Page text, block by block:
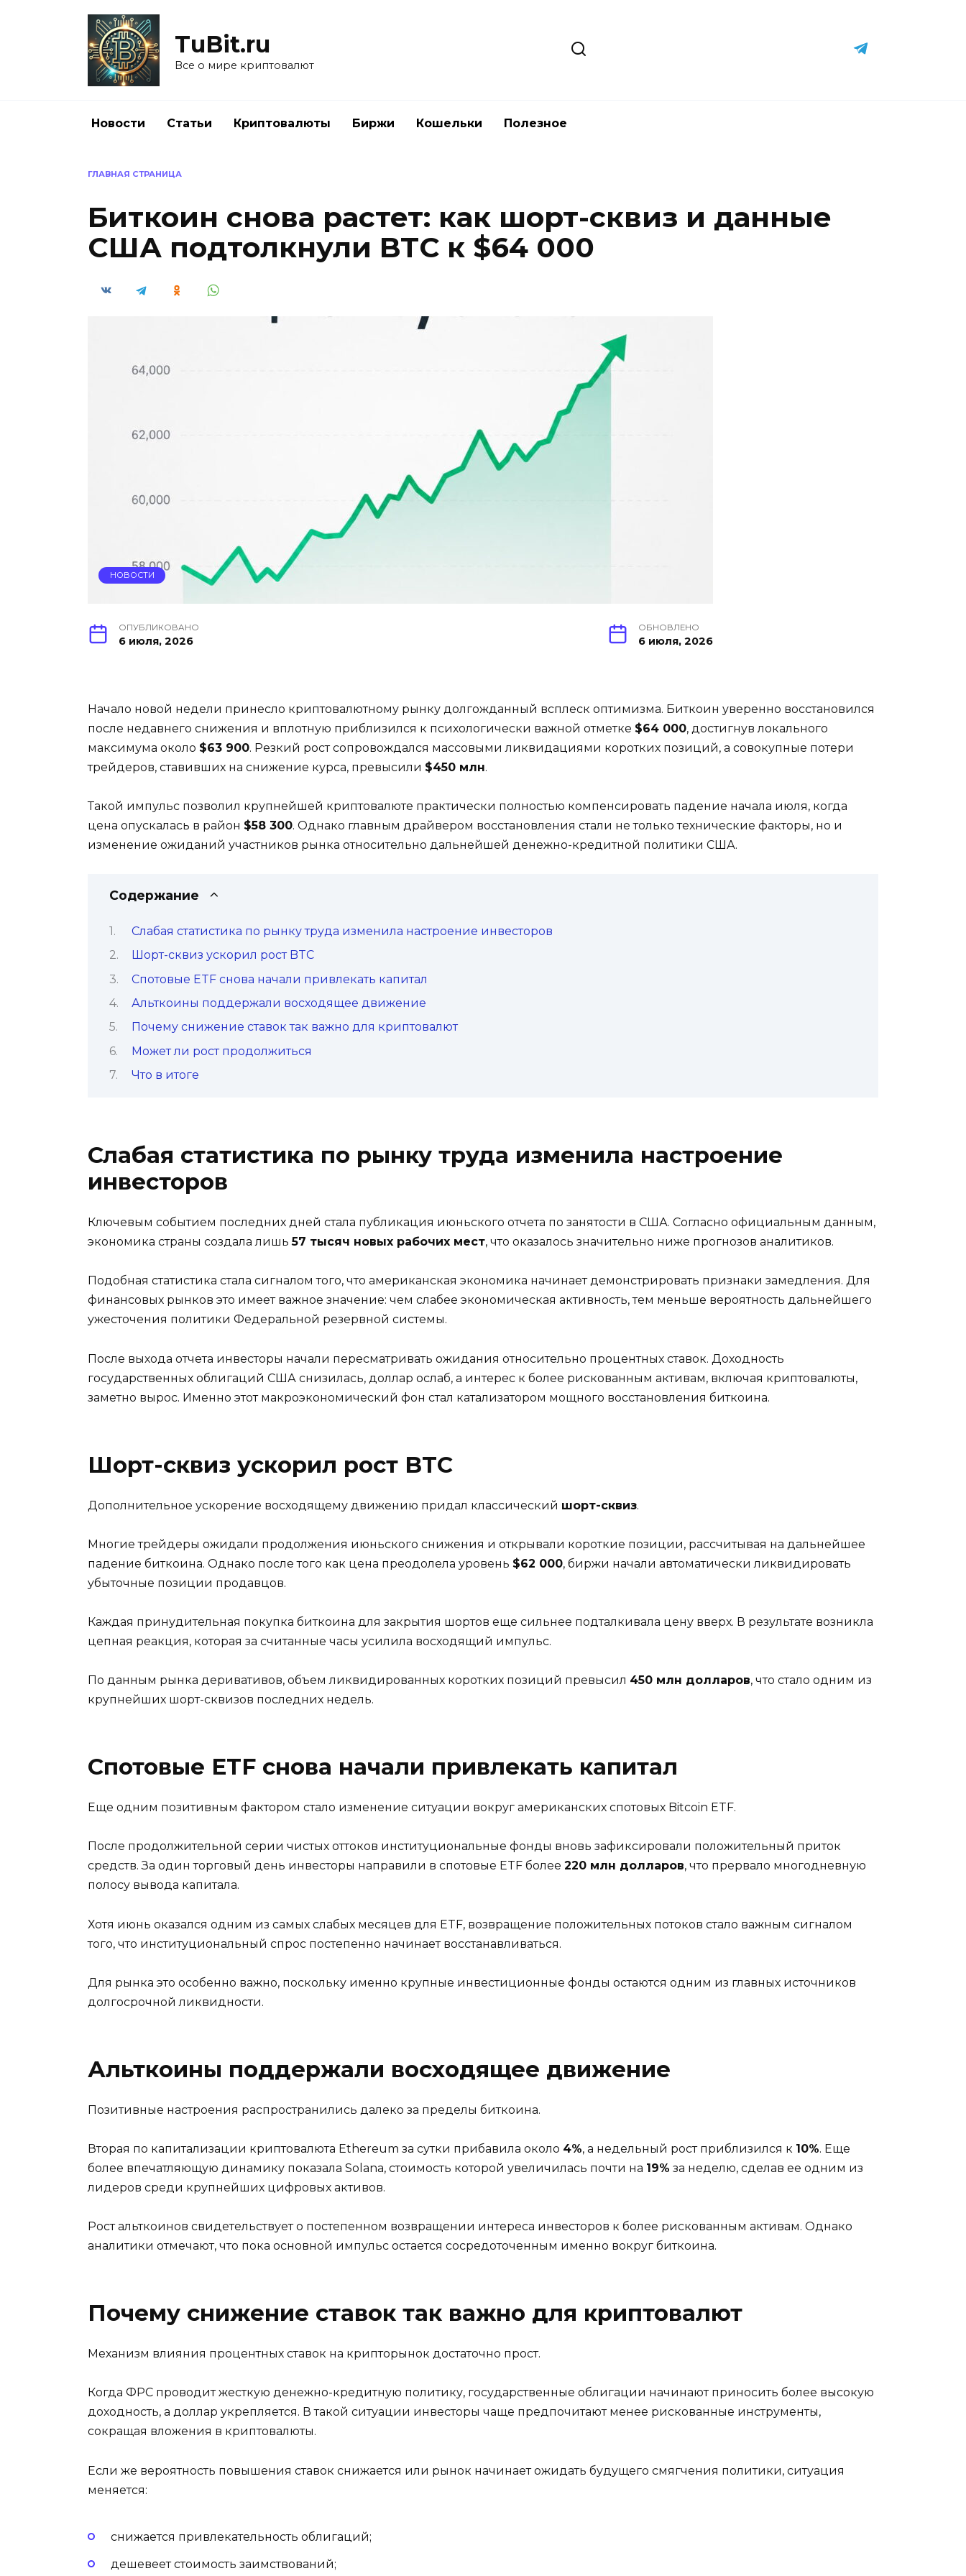
TuBit.ru
Все о мире криптовалют
Новости Статьи Криптовалюты Биржи Кошельки Полезное
ГЛАВНАЯ СТРАНИЦА
Биткоин снова растет: как шорт-сквиз и данные
США подтолкнули BTC к $64 000
НОВОСТИ
ОПУБЛИКОВАНО
6 июля, 2026
ОБНОВЛЕНО
6 июля, 2026
Начало новой недели принесло криптовалютному рынку долгожданный всплеск оптимизма. Биткоин уверенно восстановился
после недавнего снижения и вплотную приблизился к психологически важной отметке $64 000, достигнув локального
максимума около $63 900. Резкий рост сопровождался массовыми ликвидациями коротких позиций, а совокупные потери
трейдеров, ставивших на снижение курса, превысили $450 млн.
Такой импульс позволил крупнейшей криптовалюте практически полностью компенсировать падение начала июля, когда
цена опускалась в район $58 300. Однако главным драйвером восстановления стали не только технические факторы, но и
изменение ожиданий участников рынка относительно дальнейшей денежно-кредитной политики США.
Содержание
Слабая статистика по рынку труда изменила настроение инвесторов
Шорт-сквиз ускорил рост BTC
Спотовые ETF снова начали привлекать капитал
Альткоины поддержали восходящее движение
Почему снижение ставок так важно для криптовалют
Может ли рост продолжиться
Что в итоге
Слабая статистика по рынку труда изменила настроение
инвесторов
Ключевым событием последних дней стала публикация июньского отчета по занятости в США. Согласно официальным данным,
экономика страны создала лишь57 тысяч новых рабочих мест, что оказалось значительно ниже прогнозов аналитиков.
Подобная статистика стала сигналом того, что американская экономика начинает демонстрировать признаки замедления. Для
финансовых рынков это имеет важное значение: чем слабее экономическая активность, тем меньше вероятность дальнейшего
ужесточения политики Федеральной резервной системы.
После выхода отчета инвесторы начали пересматривать ожидания относительно процентных ставок. Доходность
государственных облигаций США снизилась, доллар ослаб, а интерес к более рискованным активам, включая криптовалюты,
заметно вырос. Именно этот макроэкономический фон стал катализатором мощного восстановления биткоина.
Шорт-сквиз ускорил рост BTC
Дополнительное ускорение восходящему движению придал классический шорт-сквиз.
Многие трейдеры ожидали продолжения июньского снижения и открывали короткие позиции, рассчитывая на дальнейшее
падение биткоина. Однако после того как цена преодолела уровень $62 000, биржи начали автоматически ликвидировать
убыточные позиции продавцов.
Каждая принудительная покупка биткоина для закрытия шортов еще сильнее подталкивала цену вверх. В результате возникла
цепная реакция, которая за считанные часы усилила восходящий импульс.
По данным рынка деривативов, объем ликвидированных коротких позиций превысил 450 млн долларов, что стало одним из
крупнейших шорт-сквизов последних недель.
Спотовые ETF снова начали привлекать капитал
Еще одним позитивным фактором стало изменение ситуации вокруг американских спотовых Bitcoin ETF.
После продолжительной серии чистых оттоков институциональные фонды вновь зафиксировали положительный приток
средств. За один торговый день инвесторы направили в спотовые ETF более 220 млн долларов, что прервало многодневную
полосу вывода капитала.
Хотя июнь оказался одним из самых слабых месяцев для ETF, возвращение положительных потоков стало важным сигналом
того, что институциональный спрос постепенно начинает восстанавливаться.
Для рынка это особенно важно, поскольку именно крупные инвестиционные фонды остаются одним из главных источников
долгосрочной ликвидности.
Альткоины поддержали восходящее движение
Позитивные настроения распространились далеко за пределы биткоина.
Вторая по капитализации криптовалюта Ethereum за сутки прибавила около 4%, а недельный рост приблизился к 10%. Еще
более впечатляющую динамику показала Solana, стоимость которой увеличилась почти на 19% за неделю, сделав ее одним из
лидеров среди крупнейших цифровых активов.
Рост альткоинов свидетельствует о постепенном возвращении интереса инвесторов к более рискованным активам. Однако
аналитики отмечают, что пока основной импульс остается сосредоточенным именно вокруг биткоина.
Почему снижение ставок так важно для криптовалют
Механизм влияния процентных ставок на крипторынок достаточно прост.
Когда ФРС проводит жесткую денежно-кредитную политику, государственные облигации начинают приносить более высокую
доходность, а доллар укрепляется. В такой ситуации инвесторы чаще предпочитают менее рискованные инструменты,
сокращая вложения в криптовалюты.
Если же вероятность повышения ставок снижается или рынок начинает ожидать будущего смягчения политики, ситуация
меняется:
снижается привлекательность облигаций;
дешевеет стоимость заимствований;